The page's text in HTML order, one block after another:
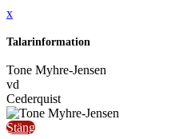
x
Talarinformation
Tone Myhre-Jensen
vd
Cederquist
Stäng